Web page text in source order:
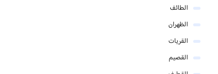
الطائف
الظهران
القريات
القصيم